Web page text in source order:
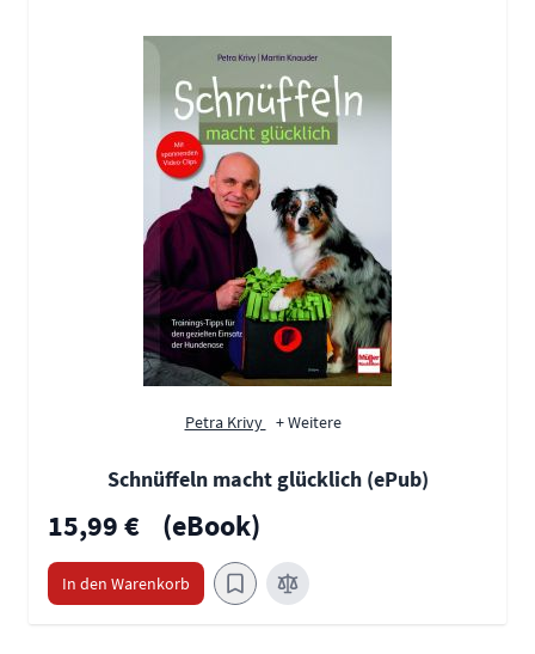
Petra Krivy + Weitere
Schnüffeln macht glücklich (ePub)
15,99 € (eBook)
In den Warenkorb